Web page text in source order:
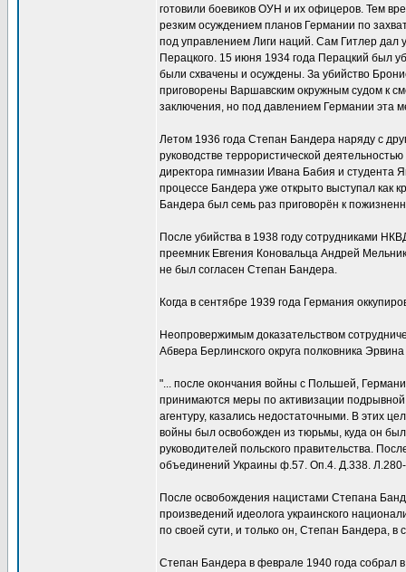
готовили боевиков ОУН и их офицеров. Тем
резким осуждением планов Германии по
под управлением Лиги наций. Сам Гитлер дал
Перацкого. 15 июня 1934 года Перацкий был
были схвачены и осуждены. За убийство
приговорены Варшавским окружным судом к
заключения, но под давлением Германии эта
Летом 1936 года Степан Бандера наряду с
руководстве террористической
директора гимназии Ивана Бабия и студента
процессе Бандера уже открыто выступал как
Бандера был семь раз приговорён к
После убийства в 1938 году сотрудниками
преемник Евгения Коновальца Андрей
не был согласен Степан Бандера.
Когда в сентябре 1939 года Германия
Неопровержимым доказательством
Абвера Берлинского округа полковника
"... после окончания войны с Польшей,
принимаются меры по активизации
агентуру, казались недостаточными. В этих
войны был освобожден из тюрьмы, куда он был
руководителей польского правительства.
объединений Украины ф.57. Оп.4. Д.338.
После освобождения нацистами Степана
произведений идеолога украинского
по своей сути, и только он, Степан Бандера, в
Степан Бандера в феврале 1940 года собрал